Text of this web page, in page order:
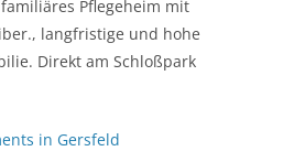
Pflegeheim mit
langfristige und hohe
Direkt am Schloßpark
in Gersfeld